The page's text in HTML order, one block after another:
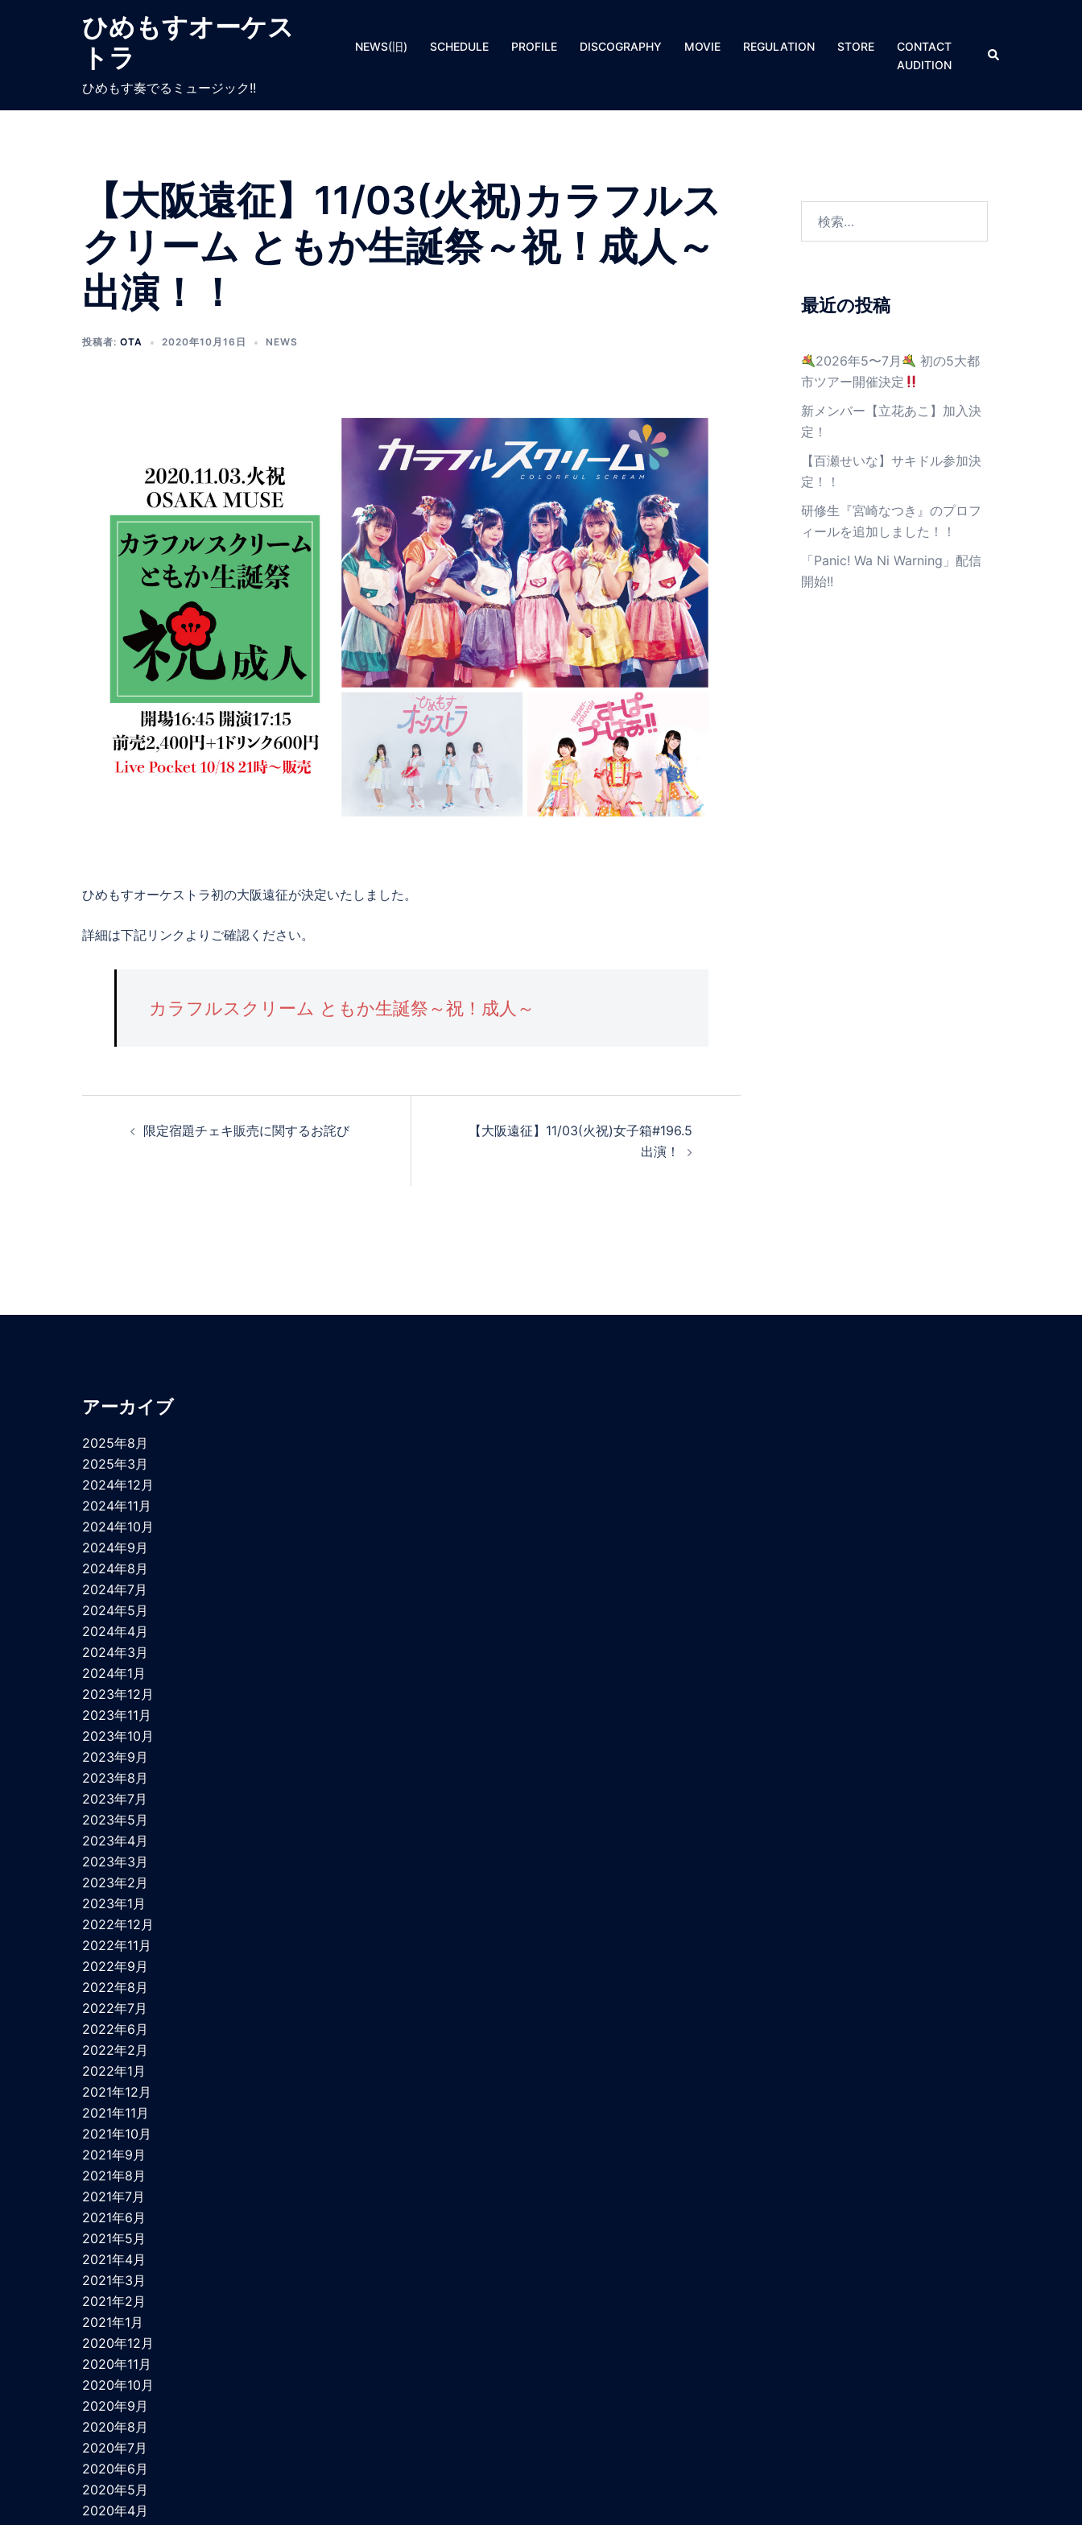
ひめもすオーケス
トラ
ひめもす奏でるミュージック!!
NEWS(旧) SCHEDULE PROFILE DISCOGRAPHY MOVIE REGULATION​ STORE
CONTACT
AUDITION
【大阪遠征】11/03(火祝)カラフルス
クリーム ともか生誕祭～祝！成人～
出演！！
投稿者: OTA 2020年10月16日 NEWS
ひめもすオーケストラ初の大阪遠征が決定いたしました。
詳細は下記リンクよりご確認ください。
カラフルスクリーム ともか生誕祭～祝！成人～
限定宿題チェキ販売に関するお詫び
【大阪遠征】11/03(火祝)女子箱#196.5
出演！
最近の投稿
2026年5〜7月
初の5大都
市ツアー開催決定
新メンバー【立花あこ】加入決
定！
【百瀬せいな】サキドル参加決
定！！
研修生『宮崎なつき』のプロフ
ィールを追加しました！！
「Panic! Wa Ni Warning」配信
開始!!
アーカイブ
2025年8月
2025年3月
2024年12月
2024年11月
2024年10月
2024年9月
2024年8月
2024年7月
2024年5月
2024年4月
2024年3月
2024年1月
2023年12月
2023年11月
2023年10月
2023年9月
2023年8月
2023年7月
2023年5月
2023年4月
2023年3月
2023年2月
2023年1月
2022年12月
2022年11月
2022年9月
2022年8月
2022年7月
2022年6月
2022年2月
2022年1月
2021年12月
2021年11月
2021年10月
2021年9月
2021年8月
2021年7月
2021年6月
2021年5月
2021年4月
2021年3月
2021年2月
2021年1月
2020年12月
2020年11月
2020年10月
2020年9月
2020年8月
2020年7月
2020年6月
2020年5月
2020年4月